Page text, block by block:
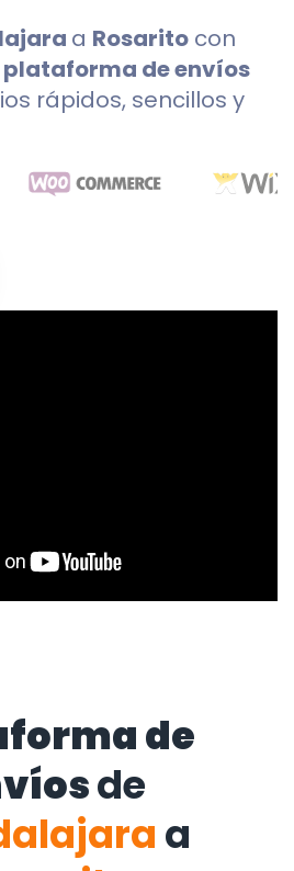
a Rosarito con
plataforma de envíos
rápidos, sencillos y
de
de
a